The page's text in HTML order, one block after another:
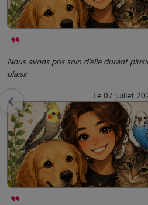
Nous avons pris soin d’elle durant
plaisir
Le 07 juillet